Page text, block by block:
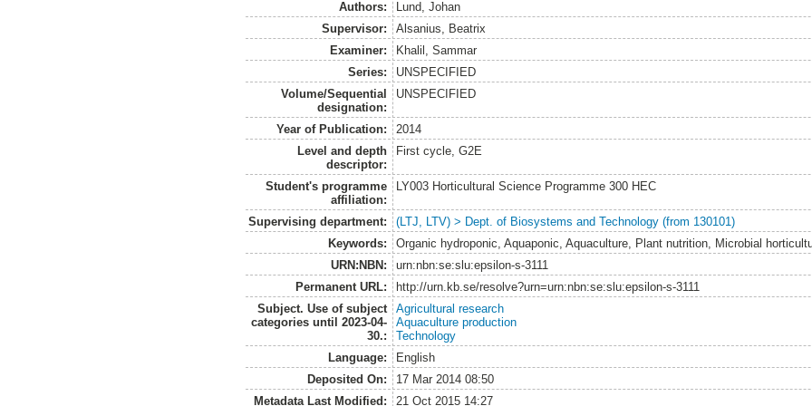
Authors:
Lund, Johan
Supervisor:
Alsanius, Beatrix
Examiner:
Khalil, Sammar
Series:
UNSPECIFIED
Volume/Sequential
designation:
UNSPECIFIED
Year of Publication:
2014
Level and depth
descriptor:
First cycle, G2E
Student's programme
affiliation:
LY003 Horticultural Science Programme 300 HEC
Supervising department:
(LTJ, LTV) > Dept. of Biosystems and Technology (from 130101)
Keywords:
Organic hydroponic, Aquaponic, Aquaculture, Plant nutrition, Microbial
URN:NBN:
urn:nbn:se:slu:epsilon-s-3111
Permanent URL:
http://urn.kb.se/resolve?urn=urn:nbn:se:slu:epsilon-s-3111
Subject. Use of subject
categories until 2023-04-
30.:
Agricultural research
Aquaculture production
Technology
Language:
English
Deposited On:
17 Mar 2014 08:50
Metadata Last Modified:
21 Oct 2015 14:27